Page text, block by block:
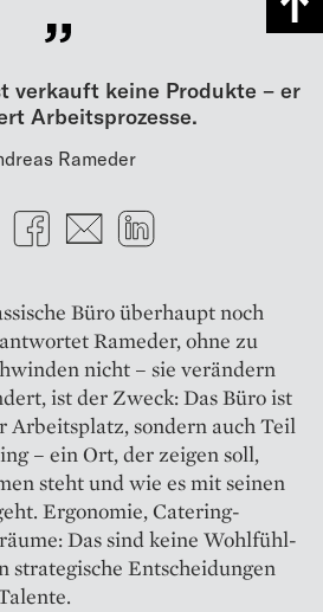
verkauft keine Produkte – er
Arbeitsprozesse.
Rameder
TwitterFacebook
E-mail
Büro überhaupt noch
Rameder, ohne zu
nicht – sie verändern
ist der Zweck: Das Büro ist
Arbeitsplatz, sondern auch Teil
– ein Ort, der zeigen soll,
steht und wie es mit seinen
Ergonomie, Catering-
Das sind keine Wohlfühl-
strategische Entscheidungen